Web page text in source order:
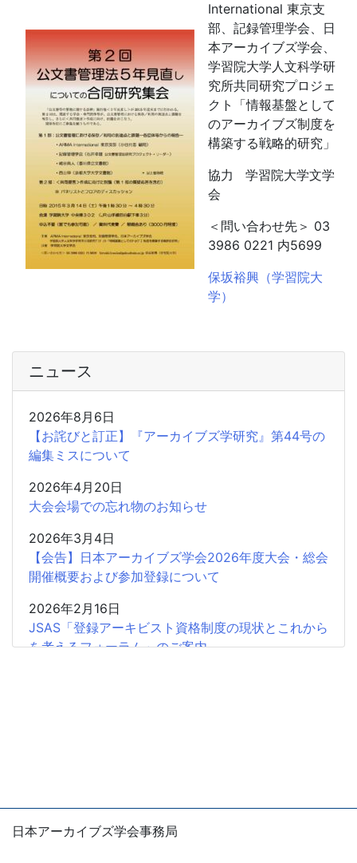
International 東京支
部、記録管理学会、日
本アーカイブズ学会、
学習院大学人文科学研
究所共同研究プロジェ
クト「情報基盤として
のアーカイブズ制度を
構築する戦略的研究」
協力 学習院大学文学
会
＜問い合わせ先＞ 03
3986 0221 内5699
保坂裕興（学習院大
学）
ニュース
2026年8月6日
【お詫びと訂正】『アーカイブズ学研究』第44号の
編集ミスについて
2026年4月20日
大会会場での忘れ物のお知らせ
2026年3月4日
【会告】日本アーカイブズ学会2026年度大会・総会
開催概要および参加登録について
2026年2月16日
JSAS「登録アーキビスト資格制度の現状とこれから
を考えるフォーラム」のご案内
ます
日本アーカイブズ学会事務局